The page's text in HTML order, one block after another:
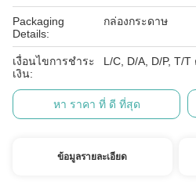
Packaging
Details:
กล่องกระดาษ
เงื่อนไขการชำระ
เงิน:
L/C, D/A, D/P, T/
หา ราคา ที่ ดี ที่สุด
ข้อมูลรายละเอียด